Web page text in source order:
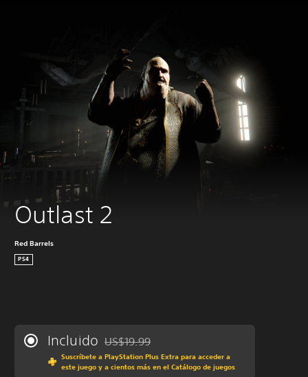
Outlast 2
Red Barrels
PS4
Incluido Rebajado del precio original de US$19.99
US$19.99
Suscríbete a PlayStation Plus Extra para acceder a
este juego y a cientos más en el Catálogo de juegos